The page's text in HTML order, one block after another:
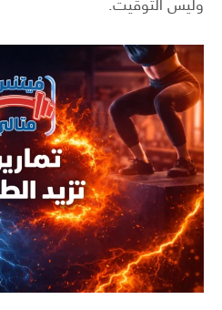
وليس التوقيت.